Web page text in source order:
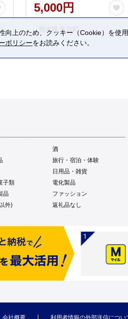
5,000円
熊本県 氷川町
酒
旅行・宿泊・体験
日用品・雑貨
子類
電化製品
品
ファッション
外) 返礼品なし
向上のため、クッキー（Cookie）を使
ポリシーをお読みください。